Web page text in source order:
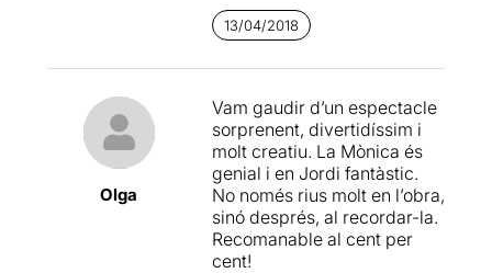
13/04/2018
Olga
Vam gaudir d’un espectacle
sorprenent, divertidíssim i
molt creatiu. La Mònica és
genial i en Jordi fantàstic.
No només rius molt en l’obra,
sinó després, al recordar-la.
Recomanable al cent per
cent!